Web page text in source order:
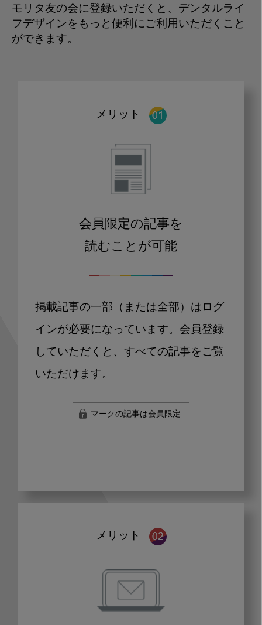
モリタ友の会に登録いただくと、デンタルライ
フデザインをもっと便利にご利用いただくこと
ができます。
メリット
会員限定の記事を
読むことが可能
掲載記事の一部（または全部）はログ
インが必要になっています。会員登録
していただくと、すべての記事をご覧
いただけます。
マークの記事は会員限定
メリット